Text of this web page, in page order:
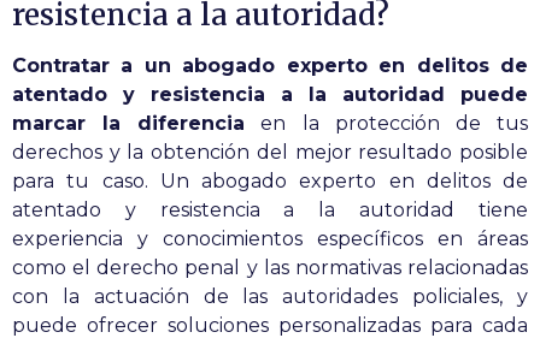
resistencia a la autoridad?
Contratar a un abogado experto en delitos de
atentado y resistencia a la autoridad puede
marcar la diferencia en la protección de tus
derechos y la obtención del mejor resultado posible
para tu caso. Un abogado experto en delitos de
atentado y resistencia a la autoridad tiene
experiencia y conocimientos específicos en áreas
como el derecho penal y las normativas relacionadas
con la actuación de las autoridades policiales, y
puede ofrecer soluciones personalizadas para cada